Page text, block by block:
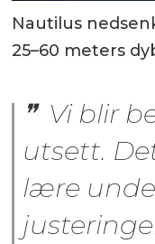
Nautilus
25–60 meters
Vi blir
utsett.
lære